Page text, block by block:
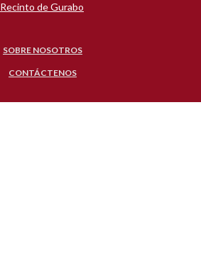
Recinto de Gurabo
SOBRE NOSOTROS
CONTÁCTENOS